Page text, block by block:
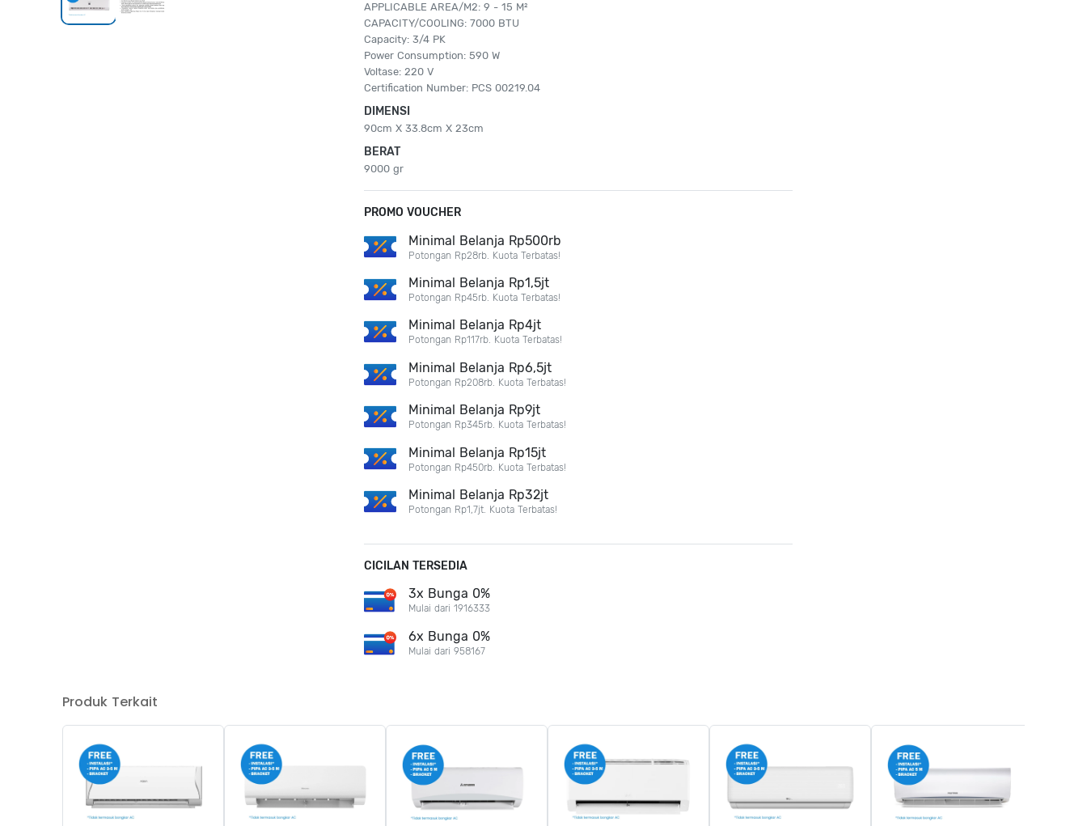
APPLICABLE AREA/M2: 9 - 15 M²
CAPACITY/COOLING: 7000 BTU
Capacity: 3/4 PK
Power Consumption: 590 W
Voltase: 220 V
Certification Number: PCS 00219.04
DIMENSI
90cm X 33.8cm X 23cm
BERAT
9000 gr
PROMO VOUCHER
Minimal Belanja Rp500rb
Potongan Rp28rb. Kuota Terbatas!
Minimal Belanja Rp1,5jt
Potongan Rp45rb. Kuota Terbatas!
Minimal Belanja Rp4jt
Potongan Rp117rb. Kuota Terbatas!
Minimal Belanja Rp6,5jt
Potongan Rp208rb. Kuota Terbatas!
Minimal Belanja Rp9jt
Potongan Rp345rb. Kuota Terbatas!
Minimal Belanja Rp15jt
Potongan Rp450rb. Kuota Terbatas!
Minimal Belanja Rp32jt
Potongan Rp1,7jt. Kuota Terbatas!
CICILAN TERSEDIA
3x Bunga 0%
Mulai dari 1916333
6x Bunga 0%
Mulai dari 958167
Produk Terkait